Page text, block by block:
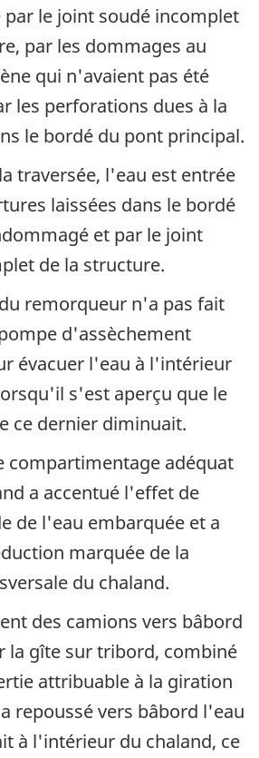
le joint soudé incomplet
par les dommages au
qui n'avaient pas été
les perforations dues à la
le bordé du pont principal.
traversée, l'eau est entrée
laissées dans le bordé
et par le joint
de la structure.
remorqueur n'a pas fait
d'assèchement
évacuer l'eau à l'intérieur
s'est aperçu que le
ce dernier diminuait.
compartimentage adéquat
a accentué l'effet de
de l'eau embarquée et a
marquée de la
du chaland.
des camions vers bâbord
la gîte sur tribord, combiné
attribuable à la giration
repoussé vers bâbord l'eau
à l'intérieur du chaland, ce